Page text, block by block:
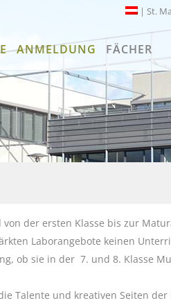
| St.
ANMELDUNG FÄCHER
der ersten Klasse bis zur
Laborangebote keinen
ob sie in der 7. und 8. Klasse
Talente und kreativen Seiten